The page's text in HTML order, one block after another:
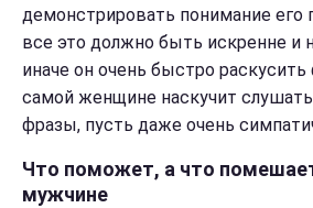
демонстрировать понимание его
все это должно быть искренне и
иначе он очень быстро
самой женщине наскучит
фразы, пусть даже очень
Что поможет, а что
мужчине